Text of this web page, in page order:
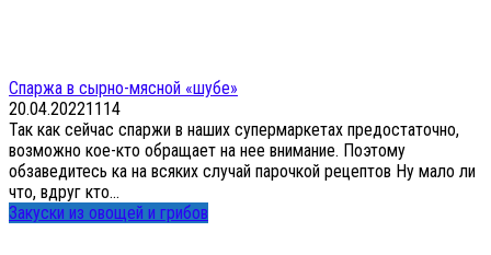
Спаржа в сырно-мясной «шубе»
20.04.20221114
Так как сейчас спаржи в наших супермаркетах предостаточно,
возможно кое-кто обращает на нее внимание. Поэтому
обзаведитесь ка на всяких случай парочкой рецептов Ну мало ли
что, вдруг кто...
Закуски из овощей и грибов